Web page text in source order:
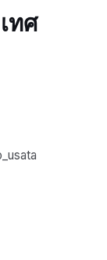
ทศ